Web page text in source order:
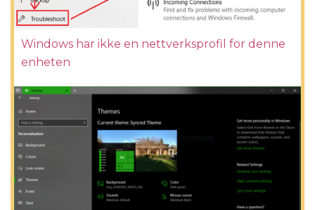
Windows har ikke en nettverksprofil for denne
enheten